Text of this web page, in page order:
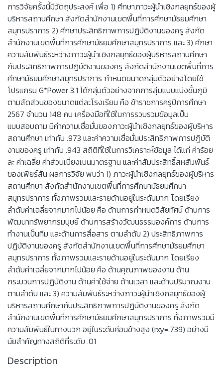
การวิจัยครั้งนี้มีวัตถุประสงค์ เพื่อ 1) ศึกษาภาวะผู้นำเชิงกลยุทธ์ของผู้
บริหารสถานศึกษา สังกัดสำนักงานเขตพื้นที่การศึกษามัธยมศึกษา
สมุทรปราการ 2) ศึกษาประสิทธิภาพการปฏิบัติงานของครู สังกัด
สำนักงานเขตพื้นที่การศึกษามัธยมศึกษาสมุทรปราการ และ 3) ศึกษา
ความสัมพันธ์ระหว่างภาวะผู้นำเชิงกลยุทธ์ของผู้บริหารสถานศึกษา
กับประสิทธิภาพการปฏิบัติงานของครู สังกัดสำนักงานเขตพื้นที่การ
ศึกษามัธยมศึกษาสมุทรปราการ กำหนดขนาดกลุ่มตัวอย่างโดยใช้
โปรแกรม G*Power 3.1 ได้กลุ่มตัวอย่างจากการสุ่มแบบแบ่งชั้นภูมิ
ตามสัดส่วนของขนาดแต่ละโรงเรียน คือ ข้าราชการครูปีการศึกษา
2567 จำนวน 148 คน เครื่องมือที่ใช้ในการรวบรวมข้อมูลเป็น
แบบสอบถาม มีค่าความเชื่อมั่นของภาวะผู้นำเชิงกลยุทธ์ของผู้บริหาร
สถานศึกษา เท่ากับ .973 และค่าความเชื่อมั่นประสิทธิภาพการปฏิบัติ
งานของครู เท่ากับ .943 สถิติที่ใช้ในการวิเคราะห์ข้อมูล ได้แก่ ค่าร้อย
ละ ค่าเฉลี่ย ค่าส่วนเบี่ยงเบนมาตรฐาน และค่าสัมประสิทธิ์สหสัมพันธ์
ของเพียร์สัน ผลการวิจัย พบว่า 1) ภาวะผู้นำเชิงกลยุทธ์ของผู้บริหาร
สถานศึกษา สังกัดสำนักงานเขตพื้นที่การศึกษามัธยมศึกษา
สมุทรปราการ ทั้งภาพรวมและรายด้านอยู่ในระดับมาก โดยเรียง
ลำดับค่าเฉลี่ยจากมากไปน้อย คือ ด้านการกำหนดวิสัยทัศน์ ด้านการ
พัฒนาทรัพยากรมนุษย์ ด้านการสร้างวัฒนธรรมองค์การ ด้านการ
ทำงานเป็นทีม และด้านการสื่อสาร ตามลำดับ 2) ประสิทธิภาพการ
ปฏิบัติงานของครู สังกัดสำนักงานเขตพื้นที่การศึกษามัธยมศึกษา
สมุทรปราการ ทั้งภาพรวมและรายด้านอยู่ในระดับมาก โดยเรียง
ลำดับค่าเฉลี่ยจากมากไปน้อย คือ ด้านคุณภาพของงาน ด้าน
กระบวนการปฏิบัติงาน ด้านค่าใช้จ่าย ด้านเวลา และด้านปริมาณงาน
ตามลำดับ และ 3) ความสัมพันธ์ระหว่างภาวะผู้นำเชิงกลยุทธ์ของผู้
บริหารสถานศึกษากับประสิทธิภาพการปฏิบัติงานของครู สังกัด
สำนักงานเขตพื้นที่การศึกษามัธยมศึกษาสมุทรปราการ ทั้งภาพรวมมี
ความสัมพันธ์ในทางบวก อยู่ในระดับค่อนข้างสูง (rxy=.739) อย่างมี
นัยสำคัญทางสถิติที่ระดับ .01
Description